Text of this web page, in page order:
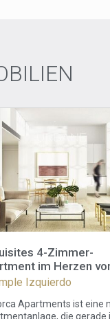
4-Zimmer-
im Herzen
Izquierdo
Apartments ist eine
die gerade